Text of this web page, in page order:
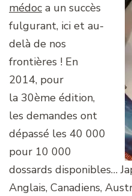
médoc a un succès
fulgurant, ici et au-
delà de nos
frontières ! En
2014, pour
la 30ème édition,
les demandes ont
dépassé les 40 000
pour 10 000
dossards disponibles…
Anglais, Canadiens,